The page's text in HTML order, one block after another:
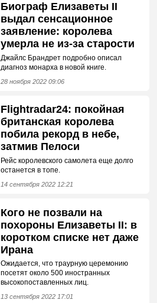
Биограф Елизаветы II
выдал сенсационное
заявление: королева
умерла не из-за старости
Джайлс Брандрет подробно описал
диагноз монарха в новой книге.
28 ноября 2022 09:06
Flightradar24: покойная
британская королева
побила рекорд в небе,
затмив Пелоси
Рейс королевского самолета еще долго
останется в топе.
14 сентября 2022 12:21
Кого не позвали на
похороны Елизаветы II: в
коротком списке нет даже
Ирана
Ожидается, что траурную церемонию
посетят около 500 иностранных
высокопоставленных лиц.
13 сентября 2022 17:01